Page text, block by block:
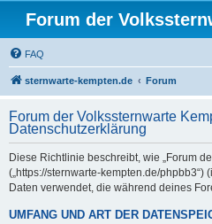
Forum der
FAQ
sternwarte-kempten.de Forum
Forum der Volkssternwarte
Datenschutzerklärung
Diese Richtlinie beschreibt, wie „Forum
(„https://sternwarte-kempten.de/phpbb3“)
Daten verwendet, die während deines
UMFANG UND ART DER